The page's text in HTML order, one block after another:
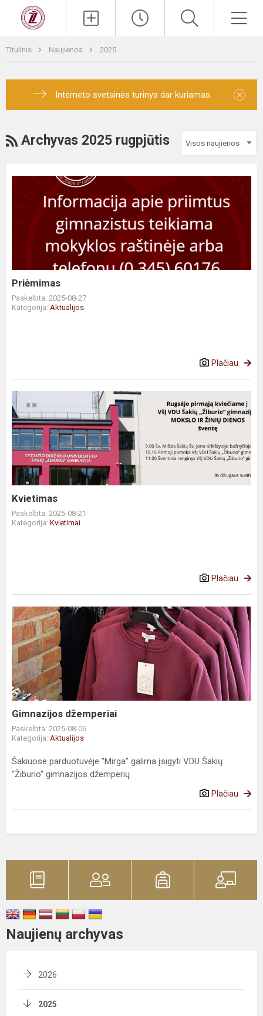
Titulinis Naujienos 2025
Interneto svetainės turinys dar kuriamas. ×
Archyvas 2025 rugpjūtis
Priėmimas
Paskelbta: 2025-08-27
Kategorija: Aktualijos
Plačiau
Kvietimas
Paskelbta: 2025-08-21
Kategorija: Kvietimai
Plačiau
Gimnazijos džemperiai
Paskelbta: 2025-08-06
Kategorija: Aktualijos
Šakiuose parduotuvėje "Mirga" galima įsigyti VDU Šakių
"Žiburio" gimnazijos džemperių
Plačiau
Naujienų archyvas
2026
2025